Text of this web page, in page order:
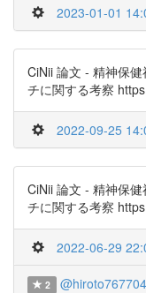
2023-01-01
CiNii 論文 - 精神保
チに関する考察
2022-09-25
CiNii 論文 - 精神保
チに関する考察
2022-06-29
2